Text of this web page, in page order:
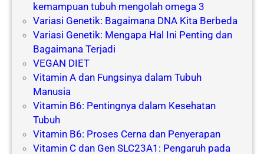
kemampuan tubuh mengolah omega 3
Variasi Genetik: Bagaimana DNA Kita Berbeda
Variasi Genetik: Mengapa Hal Ini Penting dan
Bagaimana Terjadi
VEGAN DIET
Vitamin A dan Fungsinya dalam Tubuh
Manusia
Vitamin B6: Pentingnya dalam Kesehatan
Tubuh
Vitamin B6: Proses Cerna dan Penyerapan
Vitamin C dan Gen SLC23A1: Pengaruh pada